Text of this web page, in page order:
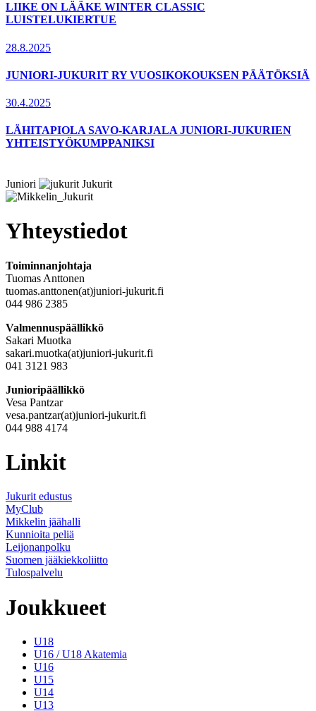
LIIKE ON LÄÄKE WINTER CLASSIC
LUISTELUKIERTUE
28.8.2025
JUNIORI-JUKURIT RY VUOSIKOKOUKSEN PÄÄTÖKSIÄ
30.4.2025
LÄHITAPIOLA SAVO-KARJALA JUNIORI-JUKURIEN
YHTEISTYÖKUMPPANIKSI
Juniori Jukurit
Yhteystiedot
Toiminnanjohtaja
Tuomas Anttonen
tuomas.anttonen(at)juniori-jukurit.fi
044 986 2385
Valmennuspäällikkö
Sakari Muotka
sakari.muotka(at)juniori-jukurit.fi
041 3121 983
Junioripäällikkö
Vesa Pantzar
vesa.pantzar(at)juniori-jukurit.fi
044 988 4174
Linkit
Jukurit edustus
MyClub
Mikkelin jäähalli
Kunnioita peliä
Leijonanpolku
Suomen jääkiekkoliitto
Tulospalvelu
Joukkueet
U18
U16 / U18 Akatemia
U16
U15
U14
U13